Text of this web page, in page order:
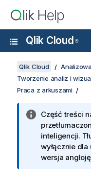
Qlik Cloud ®
Qlik Cloud
Tworzenie analiz i
Praca z arkuszami
Część treści
inteligencji.
wyłącznie dla
wersja